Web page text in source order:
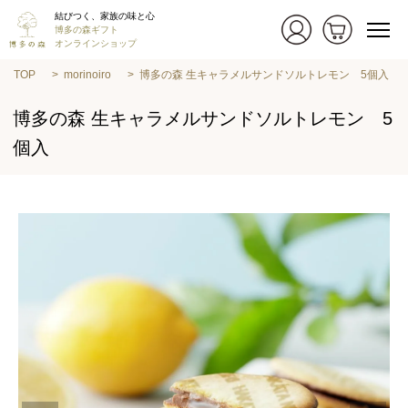
結びつく、家族の味と心
博多の森ギフト
オンラインショップ
TOP morinoiro 博多の森 生キャラメルサンドソルトレモン 5個入
博多の森 生キャラメルサンドソルトレモン 5
個入